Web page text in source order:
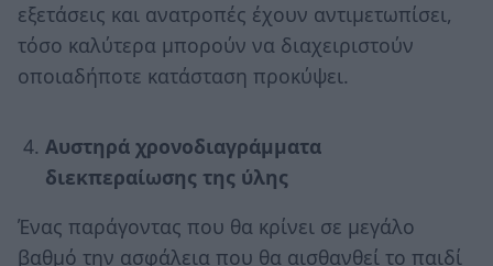
εξετάσεις και ανατροπές έχουν αντιμετωπίσει,
τόσο καλύτερα μπορούν να διαχειριστούν
οποιαδήποτε κατάσταση προκύψει.
Aυστηρά χρονοδιαγράμματα
διεκπεραίωσης της ύλης
Ένας παράγοντας που θα κρίνει σε μεγάλο
βαθμό την ασφάλεια που θα αισθανθεί το παιδί